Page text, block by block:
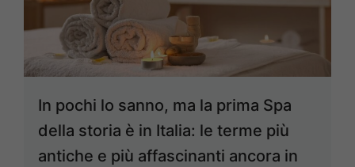
In pochi lo sanno, ma la prima Spa
della storia è in Italia: le terme più
antiche e più affascinanti ancora in